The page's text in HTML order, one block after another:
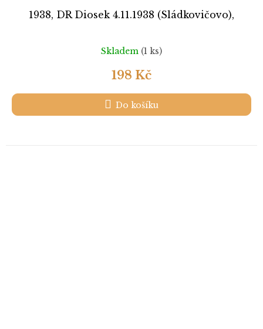
1938, DR Diosek 4.11.1938 (Sládkovičovo),
Skladem (1 ks)
198 Kč
Do košíku